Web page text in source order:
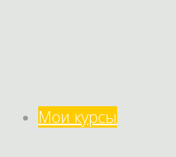
Мои курсы